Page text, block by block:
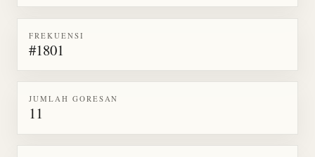
FREKUENSI
#1801
JUMLAH GORESAN
11